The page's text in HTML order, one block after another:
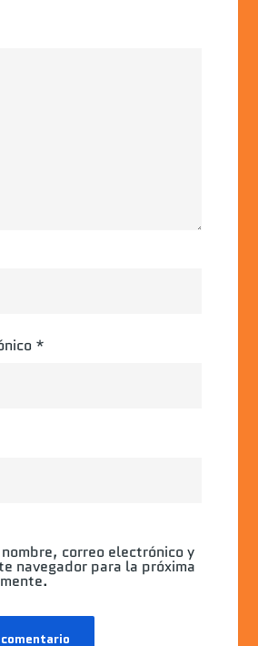
*
correo electrónico y
navegador para la próxima